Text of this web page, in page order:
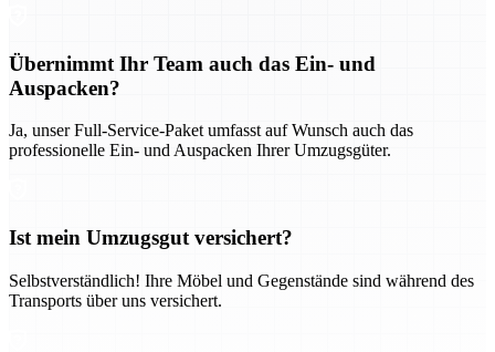
Übernimmt Ihr Team auch das Ein- und
Auspacken?
Ja, unser Full-Service-Paket umfasst auf Wunsch auch das
professionelle Ein- und Auspacken Ihrer Umzugsgüter.
Ist mein Umzugsgut versichert?
Selbstverständlich! Ihre Möbel und Gegenstände sind während des
Transports über uns versichert.